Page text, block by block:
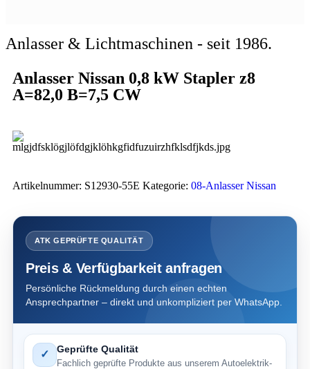
Anlasser & Lichtmaschinen - seit 1986.
Anlasser Nissan 0,8 kW Stapler z8
A=82,0 B=7,5 CW
Artikelnummer: S12930-55E Kategorie: 08-Anlasser Nissan
ATK GEPRÜFTE QUALITÄT
Preis & Verfügbarkeit anfragen
Persönliche Rückmeldung durch einen echten
Ansprechpartner – direkt und unkompliziert per WhatsApp.
✓ Geprüfte Qualität
Fachlich geprüfte Produkte aus unserem Autoelektrik-